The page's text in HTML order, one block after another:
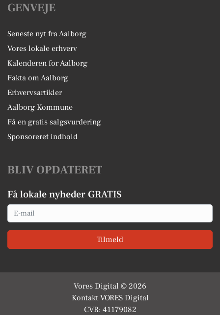
GENVEJE
Seneste nyt fra Aalborg
Vores lokale erhverv
Kalenderen for Aalborg
Fakta om Aalborg
Erhvervsartikler
Aalborg Kommune
Få en gratis salgsvurdering
Sponsoreret indhold
BLIV OPDATERET
Få lokale nyheder GRATIS
Email
Tilmeld
Vores Digital © 2026
Kontakt VORES Digital
CVR: 41179082